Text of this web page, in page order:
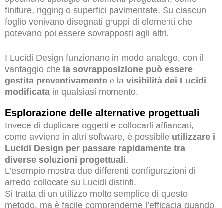
finiture, rigging o superfici pavimentate. Su ciascun
foglio venivano disegnati gruppi di elementi che
potevano poi essere sovrapposti agli altri.
I Lucidi Design funzionano in modo analogo, con il
vantaggio che la sovrapposizione può essere
gestita preventivamente e la visibilità dei Lucidi
modificata in qualsiasi momento.
Esplorazione delle alternative progettuali
Invece di duplicare oggetti e collocarli affiancati,
come avviene in altri software, è possibile utilizzare i
Lucidi Design per passare rapidamente tra
diverse soluzioni progettuali.
L’esempio mostra due differenti configurazioni di
arredo collocate su Lucidi distinti.
Si tratta di un utilizzo molto semplice di questo
metodo, ma è facile comprenderne l’efficacia quando